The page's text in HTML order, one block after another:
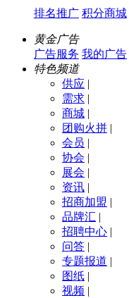
排名推广 积分商城
黄金广告
广告服务 我的广告
特色频道
供应 |
需求 |
商城 |
团购火拼 |
会员 |
协会 |
展会 |
资讯 |
招商加盟 |
品牌汇 |
招聘中心 |
问答 |
专题报道 |
图纸 |
视频 |